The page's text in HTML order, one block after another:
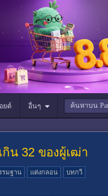
ยต์ อื่นๆ
น 32 ของผู้เฒ่า
รมฐาน แต่งกลอน บทกวี